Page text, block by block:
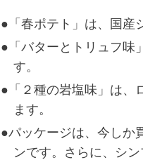
●「春ポテト」は、国産
●「バターとトリュフ味
す。
●「２種の岩塩味」は、
ます。
●パッケージは、今しか
ンです。さらに、シ